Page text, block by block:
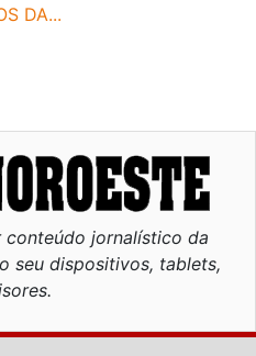
DA...
conteúdo jornalístico da
seu dispositivos, tablets,